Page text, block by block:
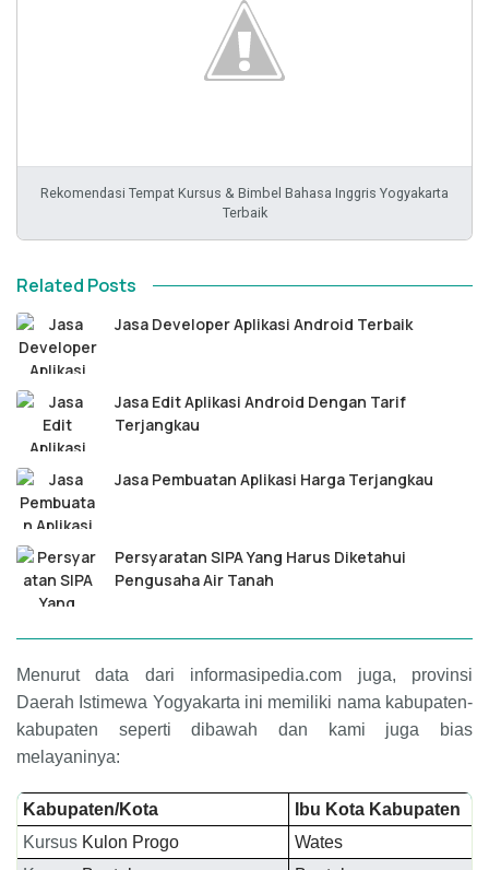
Rekomendasi Tempat Kursus & Bimbel Bahasa Inggris Yogyakarta
Terbaik
Related Posts
Jasa Developer Aplikasi Android Terbaik
Jasa Edit Aplikasi Android Dengan Tarif
Terjangkau
Jasa Pembuatan Aplikasi Harga Terjangkau
Persyaratan SIPA Yang Harus Diketahui
Pengusaha Air Tanah
Menurut data dari informasipedia.com juga, provinsi
Daerah Istimewa Yogyakarta ini memiliki nama kabupaten-
kabupaten seperti dibawah dan kami juga bias
melayaninya:
Kabupaten/Kota
Ibu Kota Kabupaten
Kursus Kulon Progo
Wates